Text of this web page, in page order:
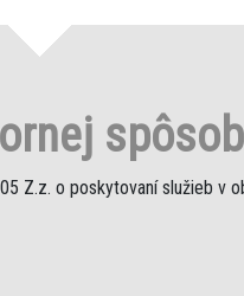
Z.z. o poskytovaní služieb v